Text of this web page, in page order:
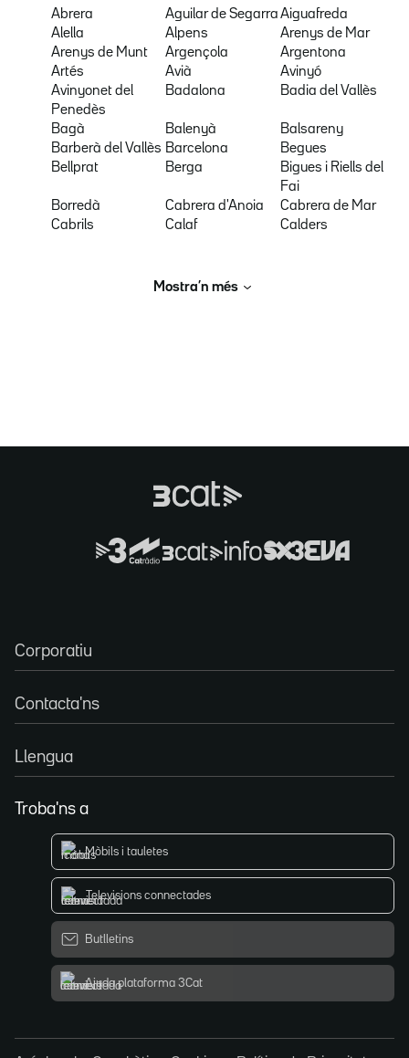
Abrera Aguilar de Segarra Aiguafreda
Alella
Alpens
Arenys de Mar
Arenys de Munt
Argençola
Argentona
Artés
Avià
Avinyó
Avinyonet del
Penedès
Badalona Badia del Vallès
Bagà Balenyà
Balsareny
Barberà del Vallès Barcelona
Begues
Bellprat
Berga
Bigues i Riells del
Fai
Borredà
Cabrera d'Anoia
Cabrera de Mar
Cabrils
Calaf Calders
Mostra’n més
Corporatiu
Contacta'ns
Llengua
Troba'ns a
Mòbils i tauletes
Televisions connectades
Butlletins
Ajuda plataforma 3Cat